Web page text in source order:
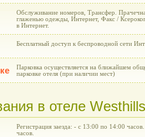
Обслуживание номеров, Трансфер.
глаженью одежды, Интернет, Факс /
в Интернет.
Бесплатный доступ к беспроводной сети
Парковка осуществляется на ближайшем
парковке отеля (при наличии мест)
в отеле
Регистрация заезда: - с 13:00 по 14:00
часов.